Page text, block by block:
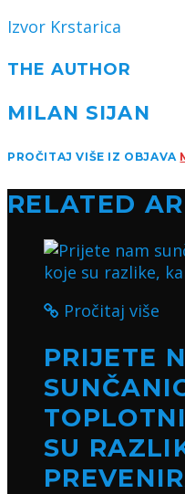
Izvor Krstarica
THE AUTHOR
MILAN SIJAN
PROČITAJ VIŠE IZ OBJAVA
RELATED
Pročitaj više
PRIJETE
SU